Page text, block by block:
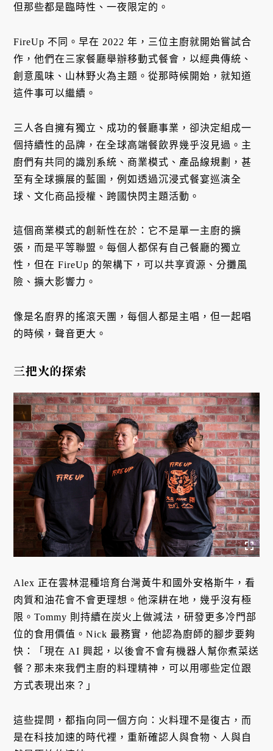
但那些都是臨時性、一夜限定的。
FireUp 不同。早在 2022 年，三位主廚就開始嘗試合
作，他們在三家餐廳舉辦移動式餐會，以經典傳統、
創意風味、山林野火為主題。從那時候開始，就知道
這件事可以繼續。
三人各自擁有獨立、成功的餐廳事業，卻決定組成一
個持續性的品牌，在全球高端餐飲界幾乎沒見過。主
廚們有共同的識別系統、商業模式、產品線規劃，甚
至有全球擴展的藍圖，例如透過沉浸式餐宴巡演全
球、文化商品授權、跨國快閃主題活動。
這個商業模式的創新性在於：它不是單一主廚的擴
張，而是平等聯盟。每個人都保有自己餐廳的獨立
性，但在 FireUp 的架構下，可以共享資源、分攤風
險、擴大影響力。
像是名廚界的搖滾天團，每個人都是主唱，但一起唱
的時候，聲音更大。
三把火的探索
Alex 正在雲林混種培育台灣黃牛和國外安格斯牛，看
肉質和油花會不會更理想。他深耕在地，幾乎沒有極
限。Tommy 則持續在炭火上做減法，研發更多冷門部
位的食用價值。Nick 最務實，他認為廚師的腳步要夠
快：「現在 AI 興起，以後會不會有機器人幫你煮菜送
餐？那未來我們主廚的料理精神，可以用哪些定位跟
方式表現出來？」
這些提問，都指向同一個方向：火料理不是復古，而
是在科技加速的時代裡，重新確認人與食物、人與自